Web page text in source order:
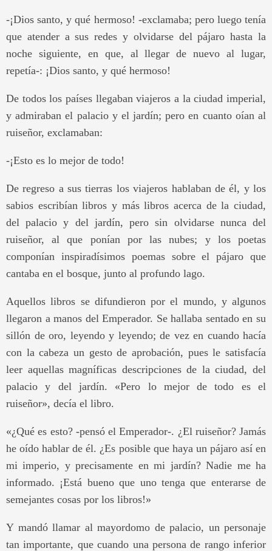
-¡Dios santo, y qué hermoso! -exclamaba; pero luego tenía
que atender a sus redes y olvidarse del pájaro hasta la
noche siguiente, en que, al llegar de nuevo al lugar,
repetía-: ¡Dios santo, y qué hermoso!
De todos los países llegaban viajeros a la ciudad imperial,
y admiraban el palacio y el jardín; pero en cuanto oían al
ruiseñor, exclamaban:
-¡Esto es lo mejor de todo!
De regreso a sus tierras los viajeros hablaban de él, y los
sabios escribían libros y más libros acerca de la ciudad,
del palacio y del jardín, pero sin olvidarse nunca del
ruiseñor, al que ponían por las nubes; y los poetas
componían inspiradísimos poemas sobre el pájaro que
cantaba en el bosque, junto al profundo lago.
Aquellos libros se difundieron por el mundo, y algunos
llegaron a manos del Emperador. Se hallaba sentado en su
sillón de oro, leyendo y leyendo; de vez en cuando hacía
con la cabeza un gesto de aprobación, pues le satisfacía
leer aquellas magníficas descripciones de la ciudad, del
palacio y del jardín. «Pero lo mejor de todo es el
ruiseñor», decía el libro.
«¿Qué es esto? -pensó el Emperador-. ¿El ruiseñor? Jamás
he oído hablar de él. ¿Es posible que haya un pájaro así en
mi imperio, y precisamente en mi jardín? Nadie me ha
informado. ¡Está bueno que uno tenga que enterarse de
semejantes cosas por los libros!»
Y mandó llamar al mayordomo de palacio, un personaje
tan importante, que cuando una persona de rango inferior